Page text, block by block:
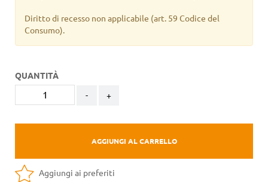
Diritto di recesso non applicabile (art. 59 Codice del
Consumo).
QUANTITÀ
- +
AGGIUNGI AL CARRELLO
Aggiungi ai preferiti